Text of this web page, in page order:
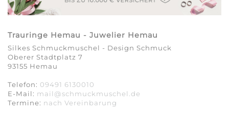
Trauringe Hemau - Juwelier Hemau
Silkes Schmuckmuschel - Design Schmuck
Oberer Stadtplatz 7
93155 Hemau
Telefon: 09491 6130010
E-Mail: mail@schmuckmuschel.de
Termine: nach Vereinbarung​​​​​​​